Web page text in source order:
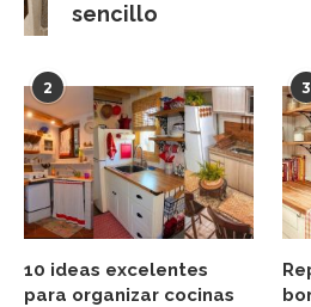
sencillo
2
10 ideas excelentes
para organizar cocinas
3